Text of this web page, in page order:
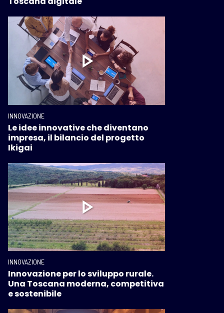
INNOVAZIONE
Le idee innovative che diventano
impresa, il bilancio del progetto
Ikigai
INNOVAZIONE
Innovazione per lo sviluppo rurale.
Una Toscana moderna, competitiva
e sostenibile